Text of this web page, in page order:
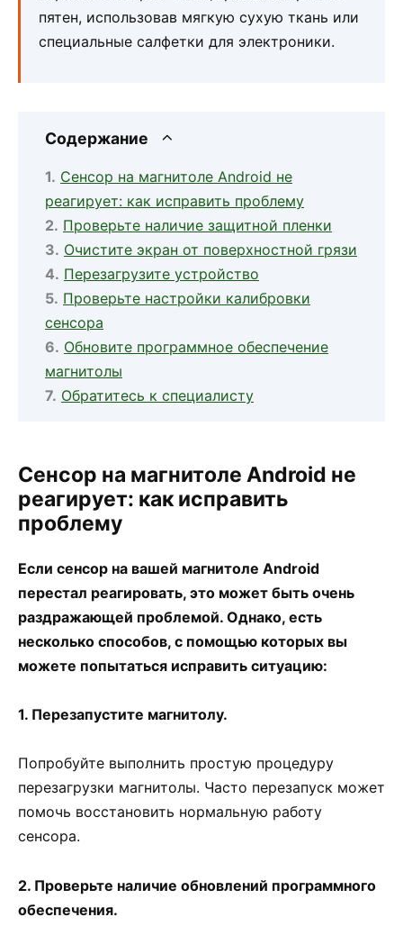
пятен, использовав мягкую сухую ткань или
специальные салфетки для электроники.
Содержание
Сенсор на магнитоле Android не
реагирует: как исправить проблему
Проверьте наличие защитной пленки
Очистите экран от поверхностной грязи
Перезагрузите устройство
Проверьте настройки калибровки
сенсора
Обновите программное обеспечение
магнитолы
Обратитесь к специалисту
Сенсор на магнитоле Android не
реагирует: как исправить
проблему
Если сенсор на вашей магнитоле Android
перестал реагировать, это может быть очень
раздражающей проблемой. Однако, есть
несколько способов, с помощью которых вы
можете попытаться исправить ситуацию:
1. Перезапустите магнитолу.
Попробуйте выполнить простую процедуру
перезагрузки магнитолы. Часто перезапуск может
помочь восстановить нормальную работу
сенсора.
2. Проверьте наличие обновлений программного
обеспечения.